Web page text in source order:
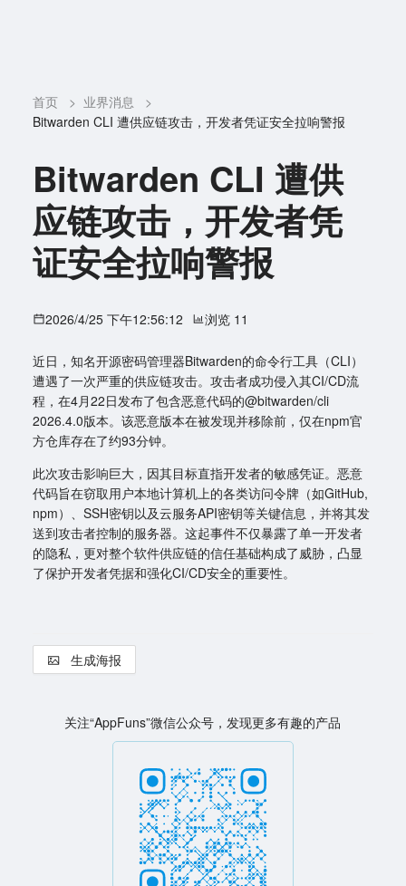
首页 > 业界消息
>
Bitwarden CLI 遭供应链攻击，开发者凭证安全拉响警报
Bitwarden CLI 遭供
应链攻击，开发者凭
证安全拉响警报
2026/4/25 下午12:56:12 浏览 11
近日，知名开源密码管理器Bitwarden的命令行工具（CLI）
遭遇了一次严重的供应链攻击。攻击者成功侵入其CI/CD流
程，在4月22日发布了包含恶意代码的@bitwarden/cli
2026.4.0版本。该恶意版本在被发现并移除前，仅在npm官
方仓库存在了约93分钟。
此次攻击影响巨大，因其目标直指开发者的敏感凭证。恶意
代码旨在窃取用户本地计算机上的各类访问令牌（如GitHub,
npm）、SSH密钥以及云服务API密钥等关键信息，并将其发
送到攻击者控制的服务器。这起事件不仅暴露了单一开发者
的隐私，更对整个软件供应链的信任基础构成了威胁，凸显
了保护开发者凭据和强化CI/CD安全的重要性。
生成海报
关注“AppFuns”微信公众号，发现更多有趣的产品